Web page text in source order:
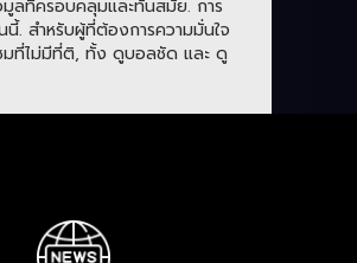
มูลที่ครอบคลุมและทันสมัย. การ
. สำหรับผู้ที่ต้องการความมั่นใจ
มที่ไม่มีที่ติ, ทั้ง ดูบอลชัด และ ดู